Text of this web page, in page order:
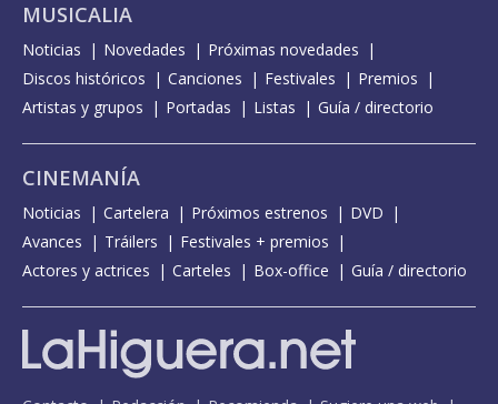
MUSICALIA
Noticias Novedades
Próximas novedades
Discos históricos
Canciones Festivales
Premios
Artistas y grupos
Portadas Listas Guía / directorio
CINEMANÍA
Noticias Cartelera Próximos estrenos
DVD
Avances
Tráilers
Festivales + premios
Actores y actrices
Carteles Box-office Guía / directorio